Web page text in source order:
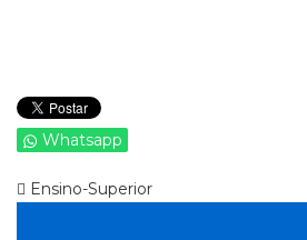
Whatsapp
Ensino-Superior